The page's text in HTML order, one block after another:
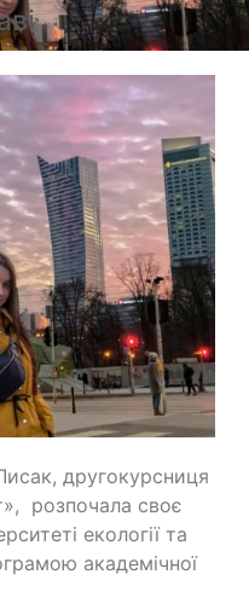
другокурсниця
розпочала своє
екології та
академічної